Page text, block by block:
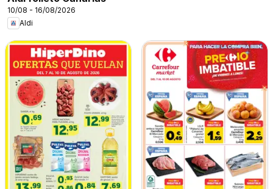
10/08 - 16/08/2026
Aldi